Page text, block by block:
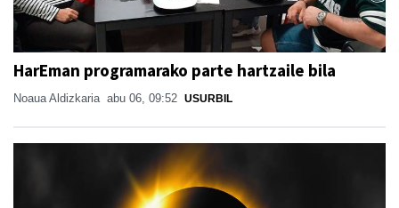
HarEman programarako parte hartzaile bila
Noaua Aldizkaria abu 06, 09:52 USURBIL